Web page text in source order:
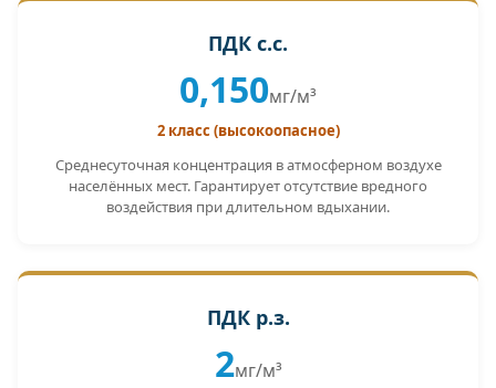
ПДК с.с.
0,150мг/м³
2 класс (высокоопасное)
Среднесуточная концентрация в атмосферном воздухе
населённых мест. Гарантирует отсутствие вредного
воздействия при длительном вдыхании.
ПДК р.з.
2мг/м³